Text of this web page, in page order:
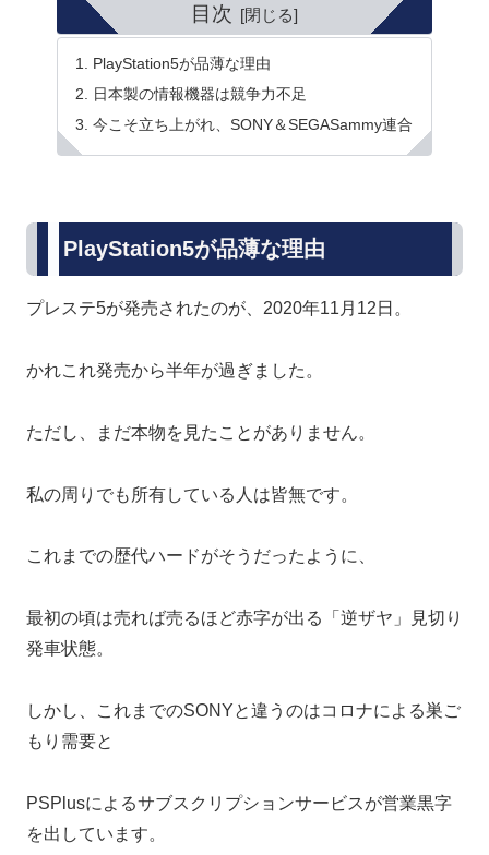
目次
PlayStation5が品薄な理由
日本製の情報機器は競争力不足
今こそ立ち上がれ、SONY＆SEGASammy連合
PlayStation5が品薄な理由
プレステ5が発売されたのが、2020年11月12日。
かれこれ発売から半年が過ぎました。
ただし、まだ本物を見たことがありません。
私の周りでも所有している人は皆無です。
これまでの歴代ハードがそうだったように、
最初の頃は売れば売るほど赤字が出る「逆ザヤ」見切り
発車状態。
しかし、これまでのSONYと違うのはコロナによる巣ご
もり需要と
PSPlusによるサブスクリプションサービスが営業黒字
を出しています。